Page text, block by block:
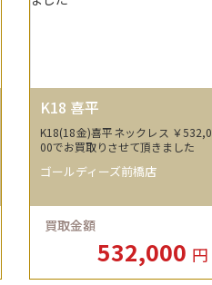
K18 喜平
K18(18金)喜平ネックレス ￥532,0
00でお買取りさせて頂きました
ゴールディーズ前橋店
買取金額
532,000 円